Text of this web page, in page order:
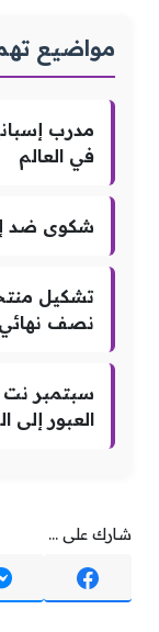
مواضيع
مدرب
في العالم
شكوى ضد
تشكيل
نصف نهائي
سبتمبر نت
العبور إلى
شارك على ...